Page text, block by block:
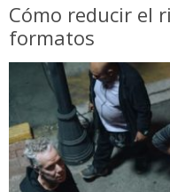
Cómo reducir el
formatos